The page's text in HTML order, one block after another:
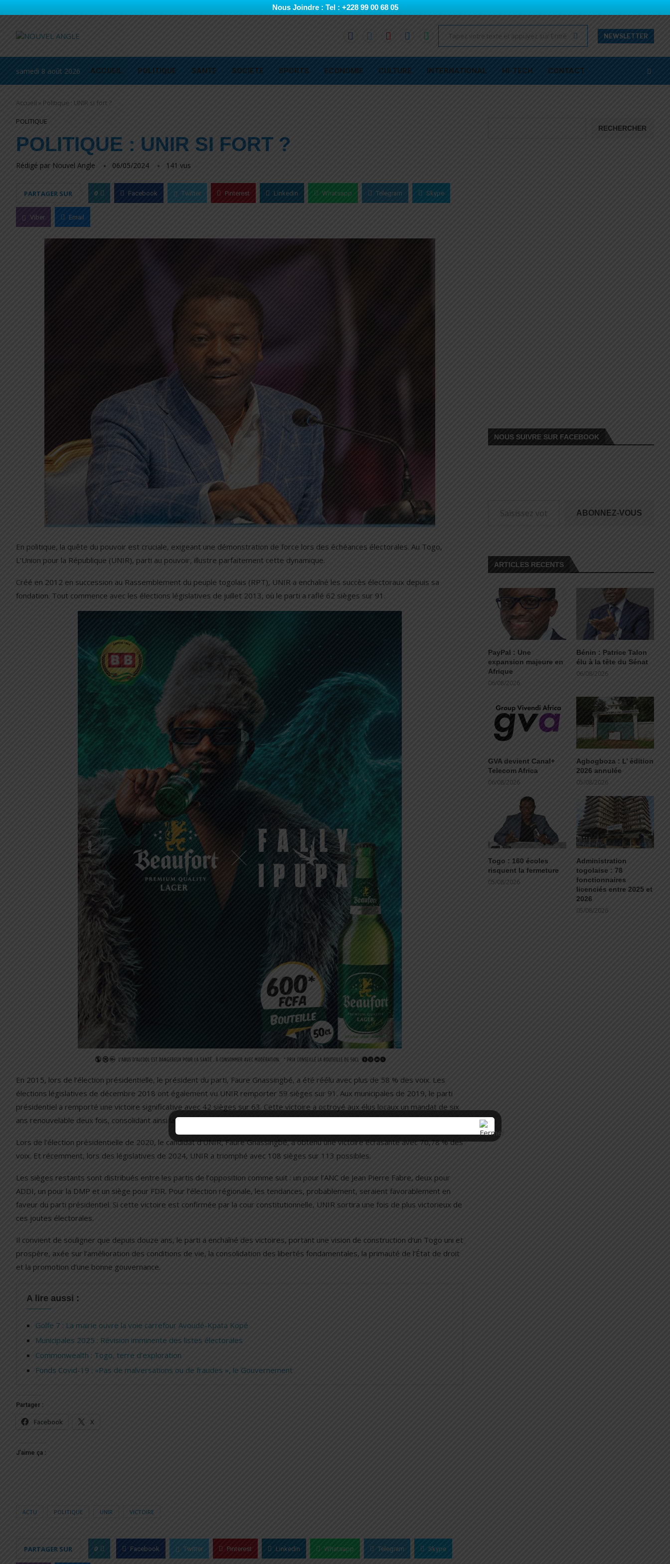
Nous Joindre : Tel : +228 99 00 68 05
NEWSLETTER
samedi 8 août 2026 ACCUEIL POLITIQUE SANTE SOCIETE SPORTS ECONOMIE CULTURE INTERNATIONAL HI-TECH CONTACT
Accueil » Politique : UNIR si fort ?
POLITIQUE
POLITIQUE : UNIR SI FORT ?
Rédigé par Nouvel Angle 06/05/2024 141 vus
PARTAGER SUR 0 Facebook Twitter Pinterest Linkedin Whatsapp Telegram Skype
Viber Email
En politique, la quête du pouvoir est cruciale, exigeant une démonstration de force lors des échéances électorales. Au Togo,
L’Union pour la République (UNIR), parti au pouvoir, illustre parfaitement cette dynamique.
Créé en 2012 en succession au Rassemblement du peuple togolais (RPT), UNIR a enchaîné les succès électoraux depuis sa
fondation. Tout commence avec les élections législatives de juillet 2013, où le parti a raflé 62 sièges sur 91.
En 2015, lors de l’élection présidentielle, le président du parti, Faure Gnassingbé, a été réélu avec plus de 58 % des voix. Les
élections législatives de décembre 2018 ont également vu UNIR remporter 59 sièges sur 91. Aux municipales de 2019, le parti
présidentiel a remporté une victoire significative avec 42 sièges sur 63. Cette victoire a octroyé aux élus locaux un mandat de six
ans renouvelable deux fois, consolidant ainsi la position du parti au pouvoir.
Lors de l’élection présidentielle de 2020, le candidat d’UNIR, Faure Gnassingbé, a obtenu une victoire écrasante avec 70,78 % des
voix. Et récemment, lors des législatives de 2024, UNIR a triomphé avec 108 sièges sur 113 possibles.
Les sièges restants sont distribués entre les partis de l’opposition comme suit : un pour l’ANC de Jean Pierre Fabre, deux pour
ADDI, un pour la DMP et un siège pour FDR. Pour l’élection régionale, les tendances, probablement, seraient favorablement en
faveur du parti présidentiel. Si cette victoire est confirmée par la cour constitutionnelle, UNIR sortira une fois de plus victorieux de
ces joutes électorales.
Il convient de souligner que depuis douze ans, le parti a enchaîné des victoires, portant une vision de construction d’un Togo uni et
prospère, axée sur l’amélioration des conditions de vie, la consolidation des libertés fondamentales, la primauté de l’État de droit
et la promotion d’une bonne gouvernance.
A lire aussi :
Golfe 7 : La mairie ouvre la voie carrefour Avoudé-Kpata Kopé
Municipales 2025 : Révision imminente des listes électorales
Commonwealth : Togo, terre d’exploration
Fonds Covid-19 : «Pas de malversations ou de fraudes », le Gouvernement
Partager :
Facebook X
J’aime ça :
ACTU POLITIQUE UNIR VICTOIRE
PARTAGER SUR 0 Facebook Twitter Pinterest Linkedin Whatsapp Telegram Skype
RECHERCHER
NOUS SUIVRE SUR FACEBOOK
ABONNEZ-VOUS
ARTICLES RECENTS
PayPal : Une
expansion majeure en
Afrique
06/08/2026
Bénin : Patrice Talon
élu à la tête du Sénat
06/08/2026
GVA devient Canal+
Telecom Africa
06/08/2026
Agbogboza : L’ édition
2026 annulée
05/08/2026
Togo : 160 écoles
risquent la fermeture
05/08/2026
Administration
togolaise : 78
fonctionnaires
licenciés entre 2025 et
2026
05/08/2026